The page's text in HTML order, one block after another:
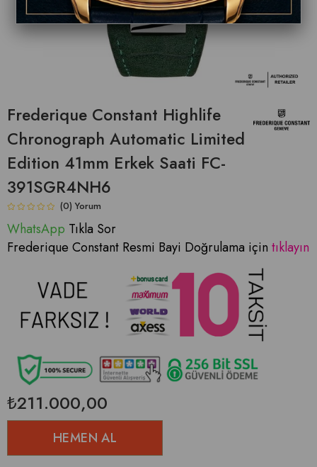
Frederique Constant Highlife
Chronograph Automatic Limited
Edition 41mm Erkek Saati FC-
391SGR4NH6
(0)
WhatsApp Tıkla Sor
Frederique Constant Resmi Bayi Doğrulama için tıklayın
₺211.000,00